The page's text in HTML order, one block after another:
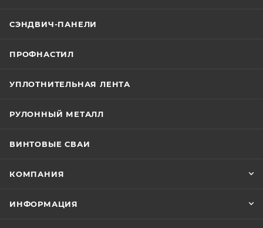
СЭНДВИЧ-ПАНЕЛИ
ПРОФНАСТИЛ
УПЛОТНИТЕЛЬНАЯ ЛЕНТА
РУЛОННЫЙ МЕТАЛЛ
ВИНТОВЫЕ СВАИ
КОМПАНИЯ
ИНФОРМАЦИЯ